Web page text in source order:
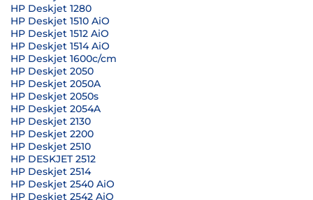
HP Deskjet 1280
HP Deskjet 1510 AiO
HP Deskjet 1512 AiO
HP Deskjet 1514 AiO
HP Deskjet 1600c/cm
HP Deskjet 2050
HP Deskjet 2050A
HP Deskjet 2050s
HP Deskjet 2054A
HP Deskjet 2130
HP Deskjet 2200
HP Deskjet 2510
HP DESKJET 2512
HP Deskjet 2514
HP Deskjet 2540 AiO
HP Deskjet 2542 AiO